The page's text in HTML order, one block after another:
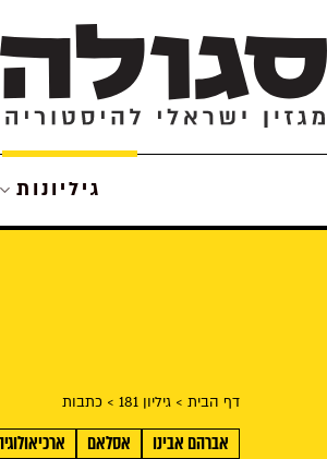
to
content
גיליונות
דף הבית > גיליון 181 > כתבות
אברהם אבינו אסלאם